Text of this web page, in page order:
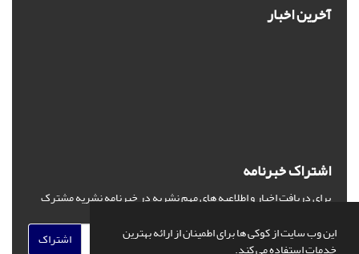
این وب سایت از کوکی ها برای اطمینان از ارائه بهترین
خدمات استفاده می کند.
آخرین اخبار
اشتراک خبرنامه
برای دریافت اخبار و اطلاعیه های مهم نشریه در خبرنامه نشریه مشترک
اشتراک